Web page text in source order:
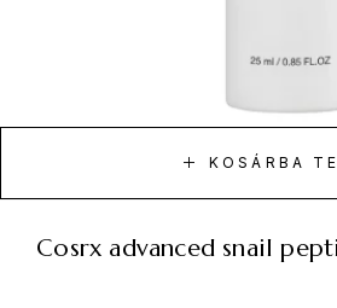
KOSÁRBA
cosrx advanced snail